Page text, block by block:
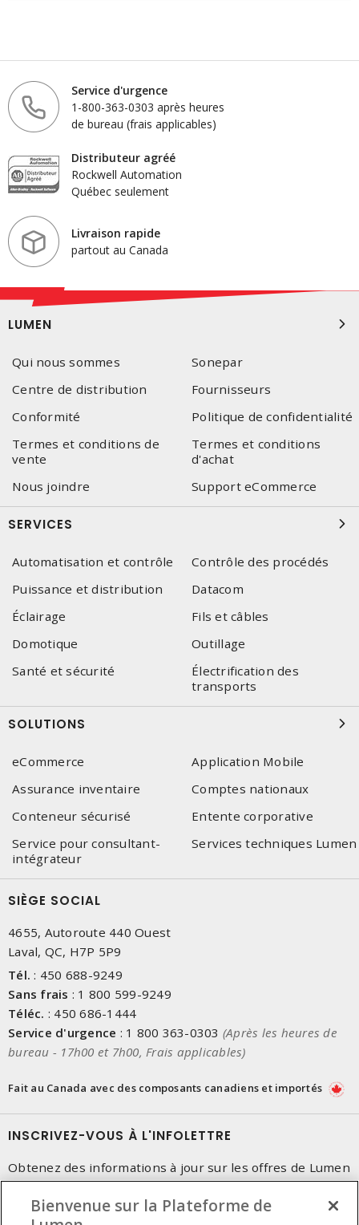
Service d'urgence
1-800-363-0303 après heures
de bureau (frais applicables)
Distributeur agréé
Rockwell Automation
Québec seulement
Livraison rapide
partout au Canada
LUMEN
Qui nous sommes
Sonepar
Centre de distribution
Fournisseurs
Conformité
Politique de confidentialité
Termes et conditions de
vente
Termes et conditions
d'achat
Nous joindre
Support eCommerce
SERVICES
Automatisation et contrôle
Contrôle des procédés
Puissance et distribution
Datacom
Éclairage
Fils et câbles
Domotique
Outillage
Santé et sécurité
Électrification des
transports
SOLUTIONS
eCommerce
Application Mobile
Assurance inventaire
Comptes nationaux
Conteneur sécurisé
Entente corporative
Service pour consultant-
intégrateur
Services techniques Lumen
SIÈGE SOCIAL
4655, Autoroute 440 Ouest
Laval, QC, H7P 5P9
Tél. : 450 688-9249
Sans frais : 1 800 599-9249
Téléc. : 450 686-1444
Service d'urgence : 1 800 363-0303 (Après les heures de
bureau - 17h00 et 7h00, Frais applicables)
Fait au Canada avec des composants canadiens et importés
INSCRIVEZ-VOUS À L'INFOLETTRE
Obtenez des informations à jour sur les offres de Lumen
Bienvenue sur la Plateforme de